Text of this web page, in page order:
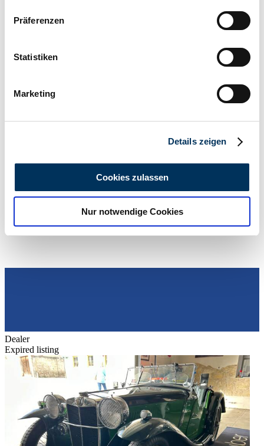
Informationen über Ihre geografische Lage
können
bestimmten Merkmalen (Fingerprinting) identifizieren
Erfahren Sie mehr darüber, wie Ihre persönlichen Daten
analysieren. Außerdem geben wir Informationen zu Ihrer
Verwendung unserer Website an unsere Partner für
soziale Medien, Werbung und Analysen weiter. Unsere
haben oder die sie im Rahmen Ihrer Nutzung der Dienste
Präferenzen
Statistiken
Marketing
Details zeigen
Cookies zulassen
Nur notwendige Cookies
Dealer
Expired listing